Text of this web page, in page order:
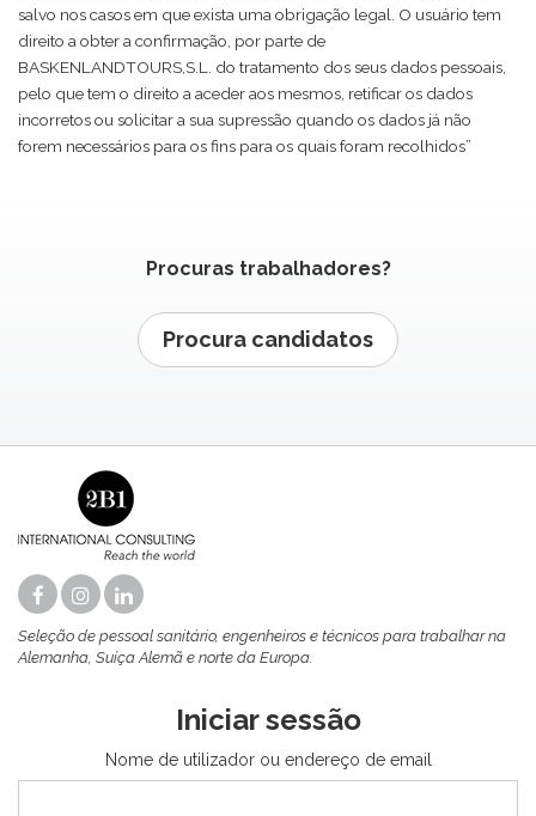
salvo nos casos em que exista uma obrigação legal. O usuário tem
direito a obter a confirmação, por parte de
BASKENLANDTOURS,S.L. do tratamento dos seus dados pessoais,
pelo que tem o direito a aceder aos mesmos, retificar os dados
incorretos ou solicitar a sua supressão quando os dados já não
forem necessários para os fins para os quais foram recolhidos”
Procuras trabalhadores?
Procura candidatos
Seleção de pessoal sanitário, engenheiros e técnicos para trabalhar na
Alemanha, Suíça Alemã e norte da Europa.
Iniciar sessão
Nome de utilizador ou endereço de email